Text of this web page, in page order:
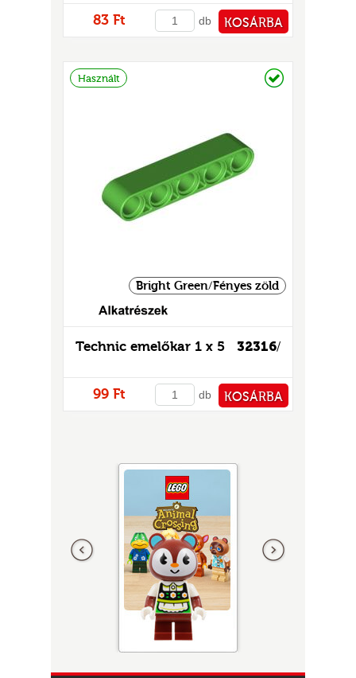
83 Ft db KOSÁRBA
Használt
Bright Green/Fényes zöld
32316/
Technic emelőkar 1 x 5
99 Ft db KOSÁRBA